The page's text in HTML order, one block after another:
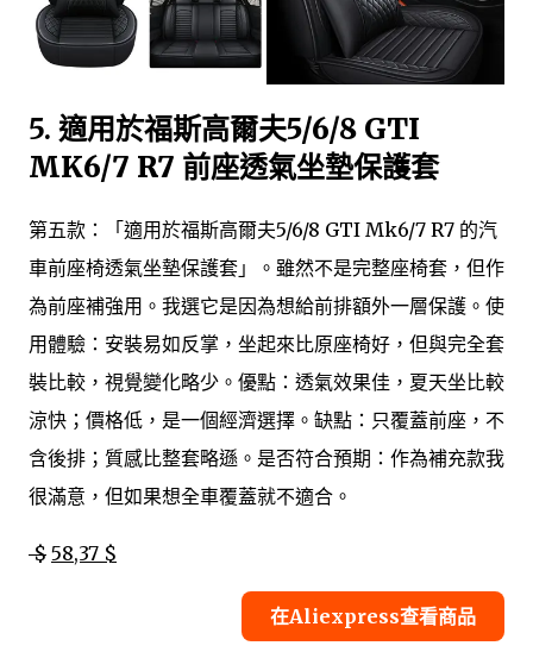
5. 適用於福斯高爾夫5/6/8 GTI
MK6/7 R7 前座透氣坐墊保護套
第五款：「適用於福斯高爾夫5/6/8 GTI Mk6/7 R7 的汽
車前座椅透氣坐墊保護套」。雖然不是完整座椅套，但作
為前座補強用。我選它是因為想給前排額外一層保護。使
用體驗：安裝易如反掌，坐起來比原座椅好，但與完全套
裝比較，視覺變化略少。優點：透氣效果佳，夏天坐比較
涼快；價格低，是一個經濟選擇。缺點：只覆蓋前座，不
含後排；質感比整套略遜。是否符合預期：作為補充款我
很滿意，但如果想全車覆蓋就不適合。
$ 58,37 $
在Aliexpress查看商品